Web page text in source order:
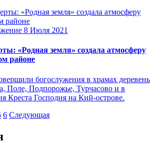
8 Июля 2021
«Родная земля» создала атмосферу
районе
богослужения в храмах деревень
Поле, Подпорожье, Турчасово и в
Креста Господня на Кий-острове.
6 Следующая